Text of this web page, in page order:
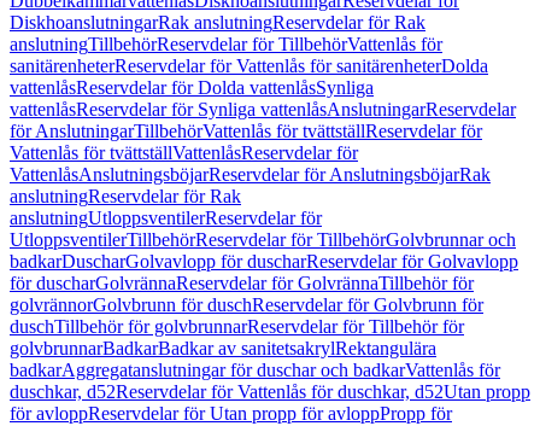
DiskhoanslutningarRak anslutningReservdelar för Rak
anslutningTillbehörReservdelar för TillbehörVattenlås för
sanitärenheterReservdelar för Vattenlås för sanitärenheterDolda
vattenlåsReservdelar för Dolda vattenlåsSynliga
vattenlåsReservdelar för Synliga vattenlåsAnslutningarReservdelar
för AnslutningarTillbehörVattenlås för tvättställReservdelar för
Vattenlås för tvättställVattenlåsReservdelar för
VattenlåsAnslutningsböjarReservdelar för AnslutningsböjarRak
anslutningReservdelar för Rak
anslutningUtloppsventilerReservdelar för
UtloppsventilerTillbehörReservdelar för TillbehörGolvbrunnar och
badkarDuscharGolvavlopp för duscharReservdelar för Golvavlopp
för duscharGolvrännaReservdelar för GolvrännaTillbehör för
golvrännorGolvbrunn för duschReservdelar för Golvbrunn för
duschTillbehör för golvbrunnarReservdelar för Tillbehör för
golvbrunnarBadkarBadkar av sanitetsakrylRektangulära
badkarAggregatanslutningar för duschar och badkarVattenlås för
duschkar, d52Reservdelar för Vattenlås för duschkar, d52Utan propp
för avloppReservdelar för Utan propp för avloppPropp för